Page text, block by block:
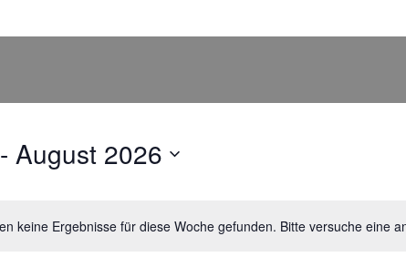
Hinweis
keine Ergebnisse für diese Woche gefunden. Bitte versuche eine
- August 2026